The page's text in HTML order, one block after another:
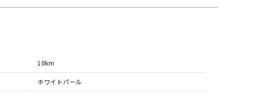
10km
ホワイトパール